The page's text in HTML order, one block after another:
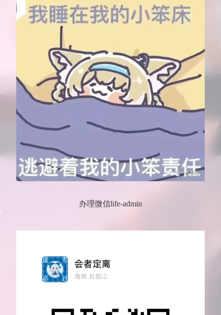
办理微信life-admin